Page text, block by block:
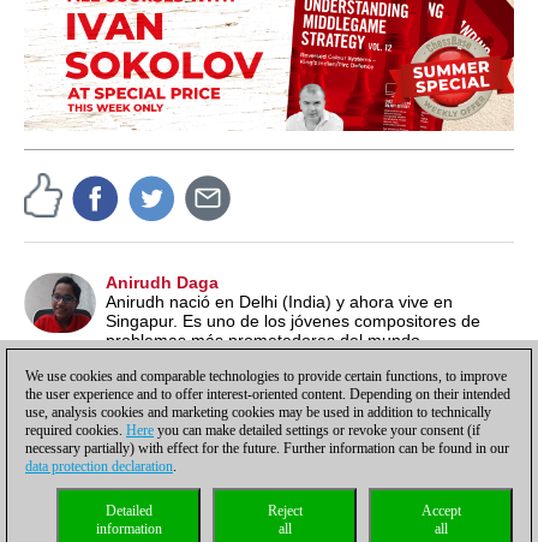
Anirudh Daga
Anirudh nació en Delhi (India) y ahora vive en
Singapur. Es uno de los jóvenes compositores de
problemas más prometedores del mundo,
ver problemas de ajedrez.
Política de privacidad |Para contactar Cookies Management
Licencias
Compliance Hotline
We use cookies and comparable technologies to provide certain functions, to improve
the user experience and to offer interest-oriented content. Depending on their intended
use, analysis cookies and marketing cookies may be used in addition to technically
required cookies. Here you can make detailed settings or revoke your consent (if
necessary partially) with effect for the future. Further information can be found in our
data protection declaration.
Accept
all
Reject
all
Detailed
information